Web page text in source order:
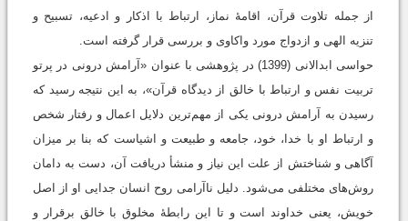
از جمله تلاوت قرآن، اقامۀ نماز، ارتباط با اذکار و ادعیه، تسبیح و
تنزیه الهی و ازدواج مورد واکاوی و بررسی قرار گرفته است.
حواسی ابدالانی (1399) در پژوهشی با عنوان «آرامش درونی در پرتو
تربیت نفس و ارتباط با خالق از دیدگاه قرآن»، به این نتیجه رسید که
رسیدن به آرامش درونی یکی از مهم‌ترین دلایل اعمال و رفتار شخص
و ارتباط او با خدا، خود، جامعه و طبیعت و اشیاست که بنا بر میزان
آگاهی و شناختش از علت این نیاز و منشأ دریافت آن، دست به دامان
روش‌های مختلفی می‌شود. دلیل ناآرامی روح انسان جدایی او از اصل
خویش، یعنی خداوند است و تا این رابطۀ مخلوق با خالق برقرار و